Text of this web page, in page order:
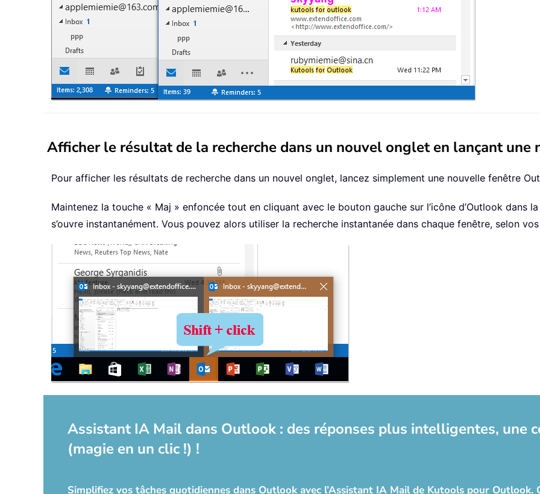
Afficher le résultat de la recherche dans un nouvel onglet en lançant
Pour afficher les résultats de recherche dans un nouvel onglet, lancez simplement une nouvelle fenêtre
Maintenez la touche « Maj » enfoncée tout en cliquant avec le bouton gauche sur l’icône d’Outlook dans
s’ouvre instantanément. Vous pouvez alors utiliser la recherche instantanée dans chaque fenêtre, selon
Assistant IA Mail dans Outlook : des réponses plus intelligentes, une
(magie en un clic !) !
Simplifiez vos tâches quotidiennes dans Outlook avec l’Assistant IA Mail de Kutools pour